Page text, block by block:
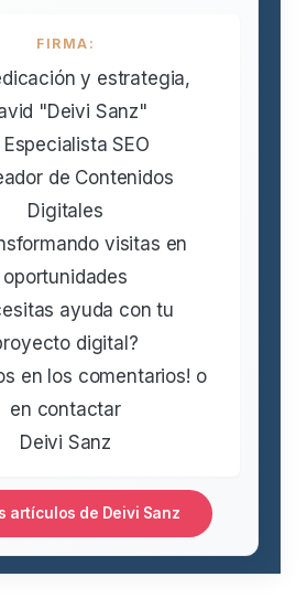
FIRMA:
y estrategia,
"Deivi Sanz"
Especialista SEO
de Contenidos
Digitales
visitas en
oportunidades
ayuda con tu
digital?
en los comentarios! o
en contactar
Deivi Sanz
artículos de Deivi Sanz